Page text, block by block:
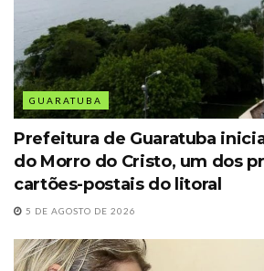
GUARATUBA
Prefeitura de Guaratuba
do Morro do Cristo, um dos
cartões-postais do litoral
5 DE AGOSTO DE 2026